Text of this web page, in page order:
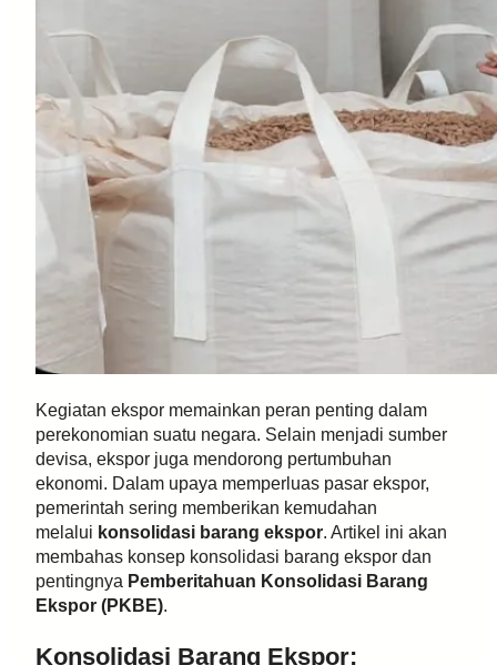
Kegiatan ekspor memainkan peran penting dalam
perekonomian suatu negara. Selain menjadi sumber
devisa, ekspor juga mendorong pertumbuhan
ekonomi. Dalam upaya memperluas pasar ekspor,
pemerintah sering memberikan kemudahan
melalui konsolidasi barang ekspor. Artikel ini akan
membahas konsep konsolidasi barang ekspor dan
pentingnya Pemberitahuan Konsolidasi Barang
Ekspor (PKBE).
Konsolidasi Barang Ekspor: